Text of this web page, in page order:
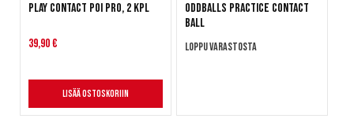
Play Contact Poi Pro, 2 kpl
39,90 €
Lisää ostoskoriin
Oddballs Practice Contact
Ball
Loppu varastosta